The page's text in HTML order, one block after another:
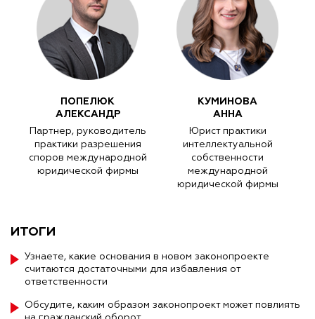
ПОПЕЛЮК
АЛЕКСАНДР
Партнер, руководитель
практики разрешения
споров международной
юридической фирмы
КУМИНОВА
АННА
Юрист практики
интеллектуальной
собственности
международной
юридической фирмы
ИТОГИ
Узнаете, какие основания в новом законопроекте
считаются достаточными для избавления от
ответственности
Обсудите, каким образом законопроект может повлиять